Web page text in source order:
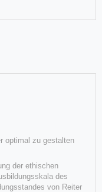
"Just for Flesch"
Kraftpaket
neue Horizonte ..
beginnen, und dem
F
optimal zu gestalten
der ethischen
des
von Reiter